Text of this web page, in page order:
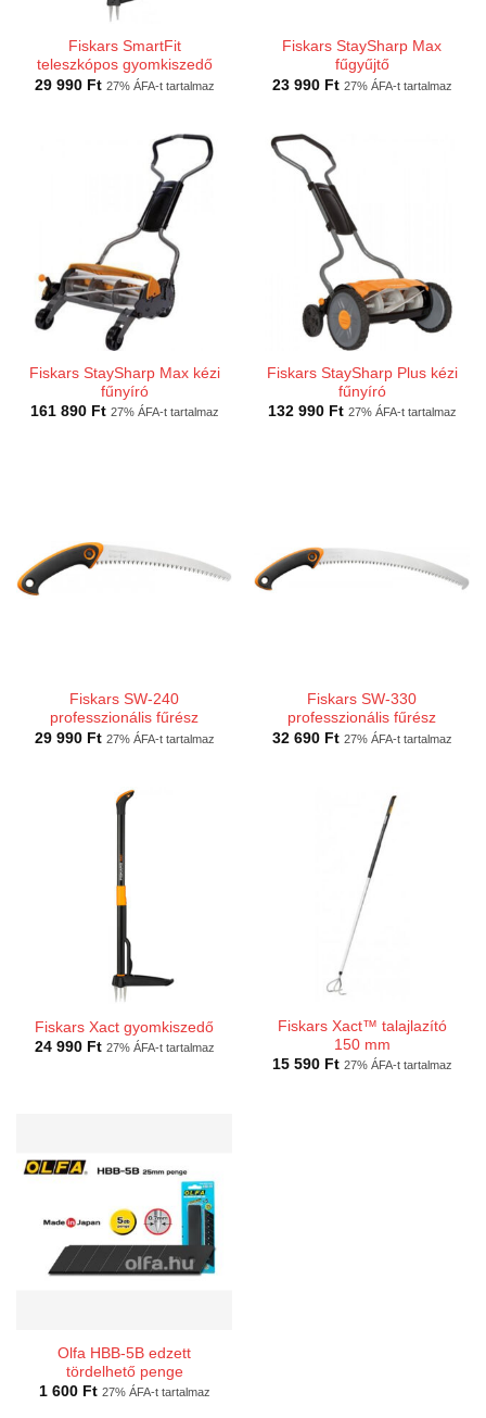
Fiskars SmartFit
teleszkópos gyomkiszedő
29 990 Ft 27% ÁFA-t tartalmaz
Fiskars StaySharp Max
fűgyűjtő
23 990 Ft 27% ÁFA-t tartalmaz
Fiskars StaySharp Max kézi
fűnyíró
161 890 Ft 27% ÁFA-t tartalmaz
Fiskars StaySharp Plus kézi
fűnyíró
132 990 Ft 27% ÁFA-t tartalmaz
Fiskars SW-240
professzionális fűrész
29 990 Ft 27% ÁFA-t tartalmaz
Fiskars SW-330
professzionális fűrész
32 690 Ft 27% ÁFA-t tartalmaz
Fiskars Xact gyomkiszedő
24 990 Ft 27% ÁFA-t tartalmaz
Fiskars Xact™ talajlazító
150 mm
15 590 Ft 27% ÁFA-t tartalmaz
Olfa HBB-5B edzett
tördelhető penge
1 600 Ft 27% ÁFA-t tartalmaz